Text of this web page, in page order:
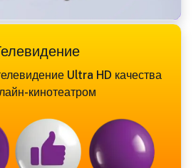
Ultra HD качества
кинотеатром